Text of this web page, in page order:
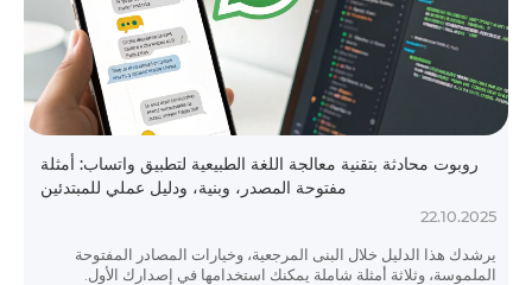
روبوت محادثة بتقنية معالجة اللغة الطبيعية لتطبيق واتساب: أمثلة
مفتوحة المصدر، وبنية، ودليل عملي للمبتدئين
22.10.2025
يرشدك هذا الدليل خلال البنى المرجعية، وخيارات المصادر المفتوحة
الملموسة، وثلاثة أمثلة شاملة يمكنك استخدامها في إصدارك الأول.